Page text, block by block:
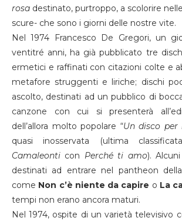
rosa destinato, purtroppo, a scolorire
scure- che sono i giorni delle nostre vite.
Nel 1974 Francesco De Gregori, un
ventitré anni, ha già pubblicato tre
ermetici e raffinati con citazioni colte e
metafore struggenti e liriche; dischi
ascolto, destinati ad un pubblico di
canzone con cui si presenterà
dell’allora molto popolare “Un disco per
quasi inosservata (ultima
Camaleonti con Perché ti amo).
destinati ad entrare nel pantheon
come Non c’è niente da capire o La
tempi non erano ancora maturi.
Nel 1974, ospite di un varietà televisivo